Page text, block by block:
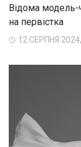
Відома модель-
на первістка
12 СЕРПНЯ